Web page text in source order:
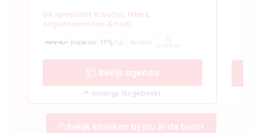
Dé specialist in botox, fillers,
ooglidcorrecties & huid
Bekijk agenda
Onlangs 15x geboekt
Bekijk klinieken bij jou in de buurt